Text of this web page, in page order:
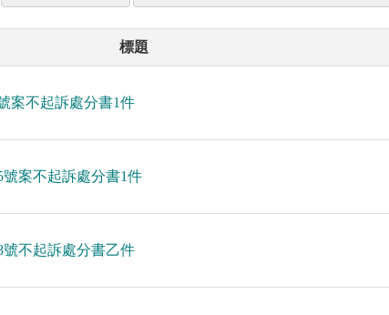
標題
案不起訴處分書1件
案不起訴處分書1件
號不起訴處分書乙件